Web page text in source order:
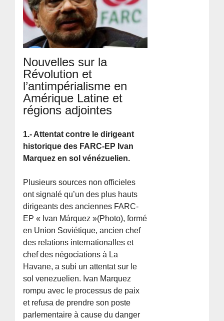
Nouvelles sur la
Révolution et
l’antimpérialisme en
Amérique Latine et
régions adjointes
1.- Attentat contre le dirigeant
historique des FARC-EP Ivan
Marquez en sol vénézuelien.
Plusieurs sources non officieles
ont signalé qu’un des plus hauts
dirigeants des anciennes FARC-
EP « Ivan Márquez »(Photo), formé
en Union Soviétique, ancien chef
des relations internationalles et
chef des négociations à La
Havane, a subi un attentat sur le
sol venezuelien. Ivan Marquez
rompu avec le processus de paix
et refusa de prendre son poste
parlementaire à cause du danger